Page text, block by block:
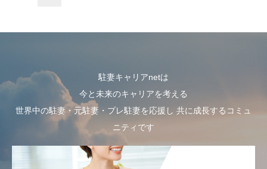
駐妻キャリアnetは
今と未来のキャリアを考える
世界中の駐妻・元駐妻・プレ駐妻を応援し 共に成長するコミュ
ニティです